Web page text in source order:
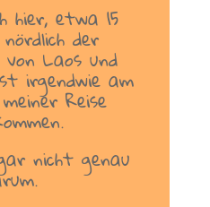
hier, etwa 15
der
Laos und
irgendwie am
Reise
nicht genau